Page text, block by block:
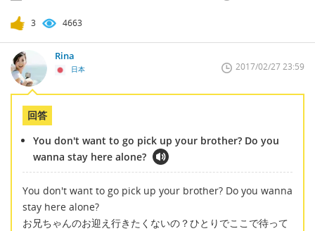
3 4663
Rina
日本 2017/02/27 23:59
回答
You don't want to go pick up your brother? Do you
wanna stay here alone?
You don't want to go pick up your brother? Do you wanna
stay here alone?
お兄ちゃんのお迎え行きたくないの？ひとりでここで待って